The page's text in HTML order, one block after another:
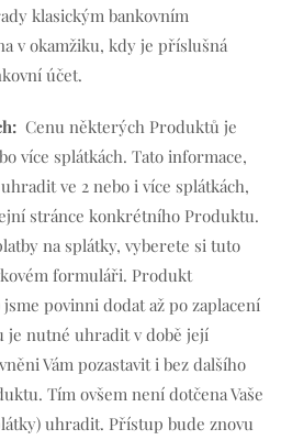
klasickým bankovním
v okamžiku, kdy je příslušná
účet.
Cenu některých Produktů je
více splátkách. Tato informace,
ve 2 nebo i více splátkách,
stránce konkrétního Produktu.
na splátky, vyberete si tuto
formuláři. Produkt
povinni dodat až po zaplacení
je nutné uhradit v době její
Vám pozastavit i bez dalšího
Tím ovšem není dotčena Vaše
uhradit. Přístup bude znovu